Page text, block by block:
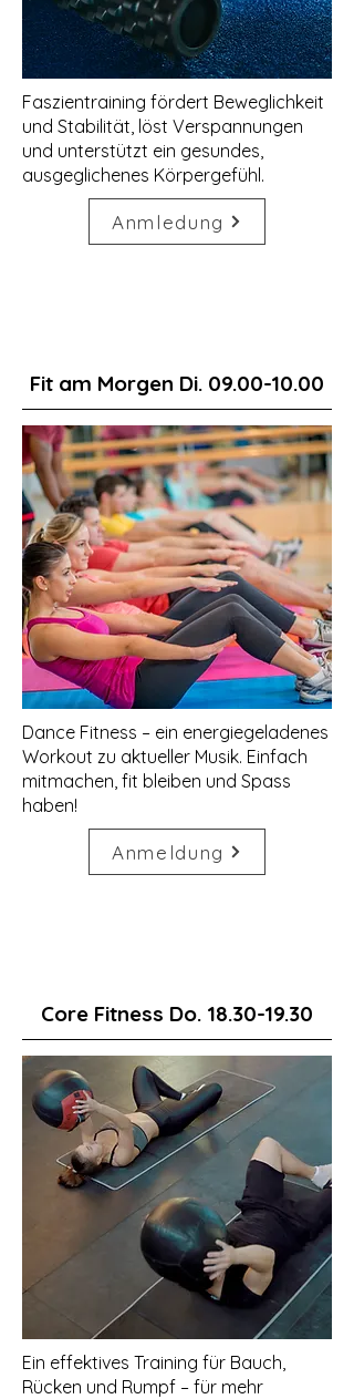
Faszientraining fördert Beweglichkeit
und Stabilität, löst Verspannungen
und unterstützt ein gesundes,
ausgeglichenes Körpergefühl.
Anmledung
Fit am Morgen Di. 09.00-10.00
Dance Fitness – ein energiegeladenes
Workout zu aktueller Musik. Einfach
mitmachen, fit bleiben und Spass
haben!
Anmeldung
Core Fitness Do. 18.30-19.30
Ein effektives Training für Bauch,
Rücken und Rumpf – für mehr